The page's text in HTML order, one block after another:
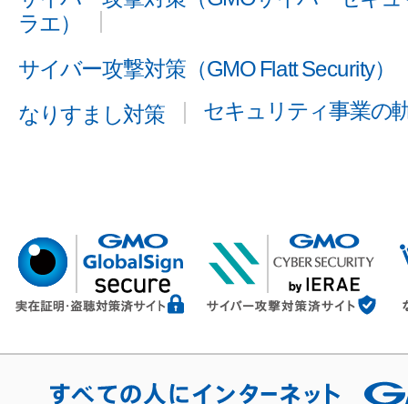
ラエ）
サイバー攻撃対策（GMO Flatt Security）
なりすまし対策
セキュリティ事業の